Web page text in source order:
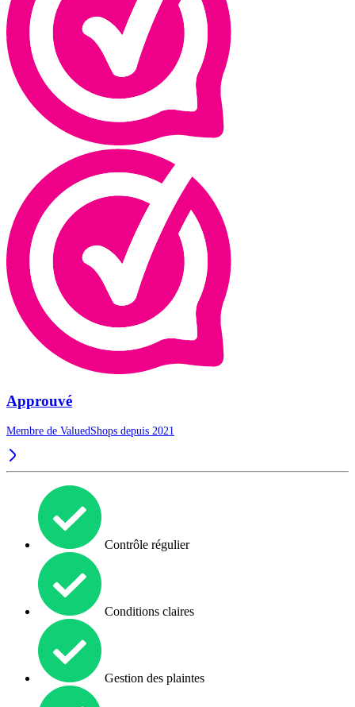
Approuvé
Membre de ValuedShops depuis 2021
Contrôle régulier
Conditions claires
Gestion des plaintes